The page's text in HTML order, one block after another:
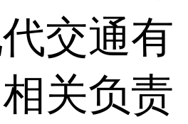
交通有
关负责